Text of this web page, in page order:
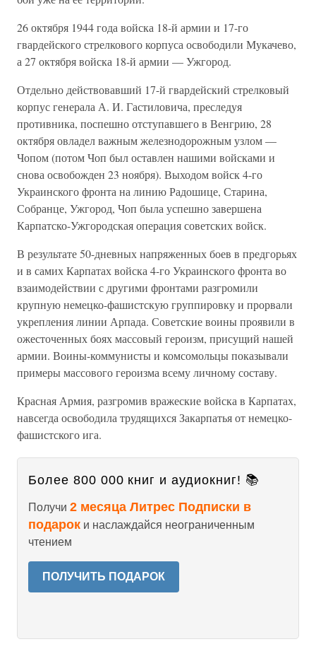
26 октября 1944 года войска 18-й армии и 17-го
гвардейского стрел­кового корпуса освободили Мукачево,
а 27 октября войска 18-й ар­мии — Ужгород.
Отдельно действовавший 17-й гвардейский стрелковый
корпус гене­рала А. И. Гастиловича, преследуя
противника, поспешно отступав­шего в Венгрию, 28
октября овладел важным железнодорожным узлом —
Чопом (потом Чоп был оставлен нашими войсками и
снова освобожден 23 ноября). Выходом войск 4-го
Украинского фронта на линию Радошице, Старина,
Собранце, Ужгород, Чоп была успешно завершена
Карпатско-Ужгородская операция советских войск.
В результате 50-дневных напряженных боев в предгорьях
и в са­мих Карпатах войска 4-го Украинского фронта во
взаимодействии с другими фронтами разгромили
крупную немецко-фашистскую груп­пировку и прорвали
укрепления линии Арпада. Советские воины про­явили в
ожесточенных боях массовый героизм, присущий нашей
ар­мии. Воины-коммунисты и комсомольцы показывали
примеры массо­вого героизма всему личному составу.
Красная Армия, разгромив вражеские войска в Карпатах,
навсегда освободила трудящихся Закарпатья от немецко-
фашистского ига.
Более 800 000 книг и аудиокниг! 📚
Получи 2 месяца Литрес Подписки в
подарок и наслаждайся неограниченным
чтением
ПОЛУЧИТЬ ПОДАРОК